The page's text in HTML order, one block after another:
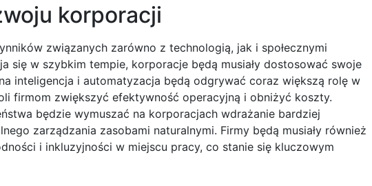
korporacji
związanych zarówno z technologią, jak i społecznymi
się w szybkim tempie, korporacje będą musiały dostosować swoje
inteligencja i automatyzacja będą odgrywać coraz większą rolę w
firmom zwiększyć efektywność operacyjną i obniżyć koszty.
będzie wymuszać na korporacjach wdrażanie bardziej
zarządzania zasobami naturalnymi. Firmy będą musiały również
i inkluzyjności w miejscu pracy, co stanie się kluczowym